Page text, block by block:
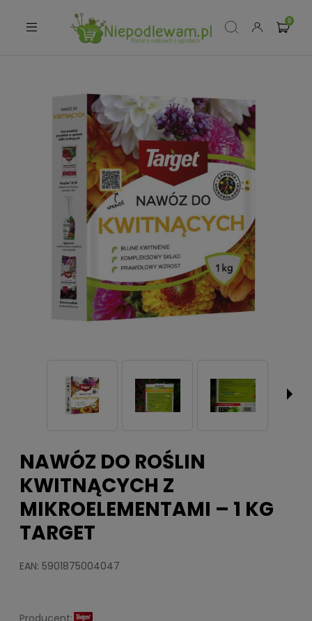
NAWÓZ DO ROŚLIN
KWITNĄCYCH Z
MIKROELEMENTAMI – 1 KG
TARGET
EAN: 5901875004047